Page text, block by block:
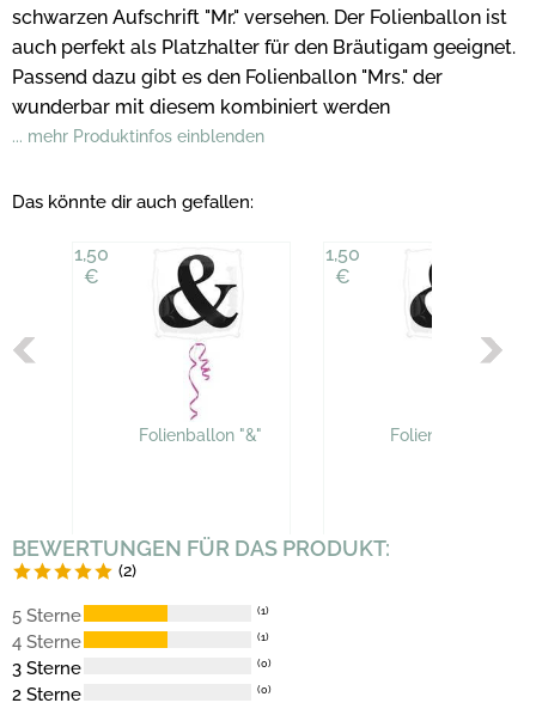
schwarzen Aufschrift "Mr." versehen. Der Folienballon ist
auch perfekt als Platzhalter für den Bräutigam geeignet.
Passend dazu gibt es den Folienballon "Mrs." der
wunderbar mit diesem kombiniert werden
... mehr Produktinfos einblenden
Das könnte dir auch gefallen:
Folienballon "&"
1,50
€
Folienballon "&"
1,50
€
BEWERTUNGEN FÜR DAS PRODUKT:
(2)
5 Sterne (1)
4 Sterne (1)
3 Sterne (0)
2 Sterne (0)